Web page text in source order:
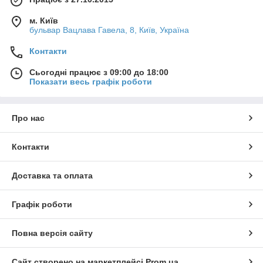
м. Київ
бульвар Вацлава Гавела, 8, Київ, Україна
Контакти
Сьогодні працює з 09:00 до 18:00
Показати весь графік роботи
Про нас
Контакти
Доставка та оплата
Графік роботи
Повна версія сайту